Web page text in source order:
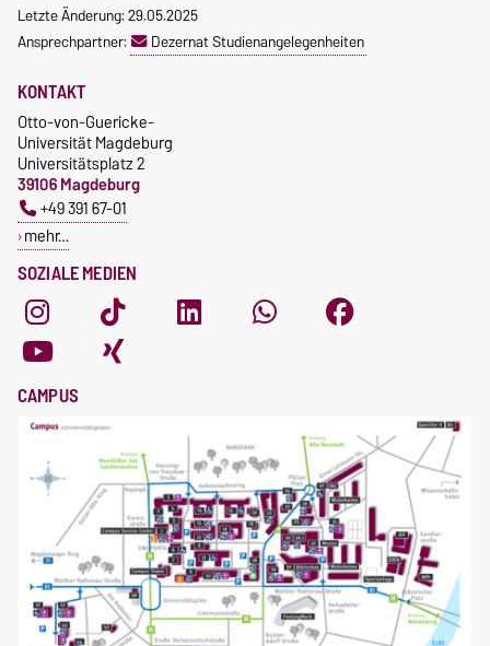
Letzte Änderung: 29.05.2025
Ansprechpartner:
Dezernat Studienangelegenheiten
SOZIALE MEDIEN
KONTAKT
Otto-von-Guericke-
Universität Magdeburg
Universitätsplatz 2
39106 Magdeburg
+49 391 67-01
mehr…
CAMPUS